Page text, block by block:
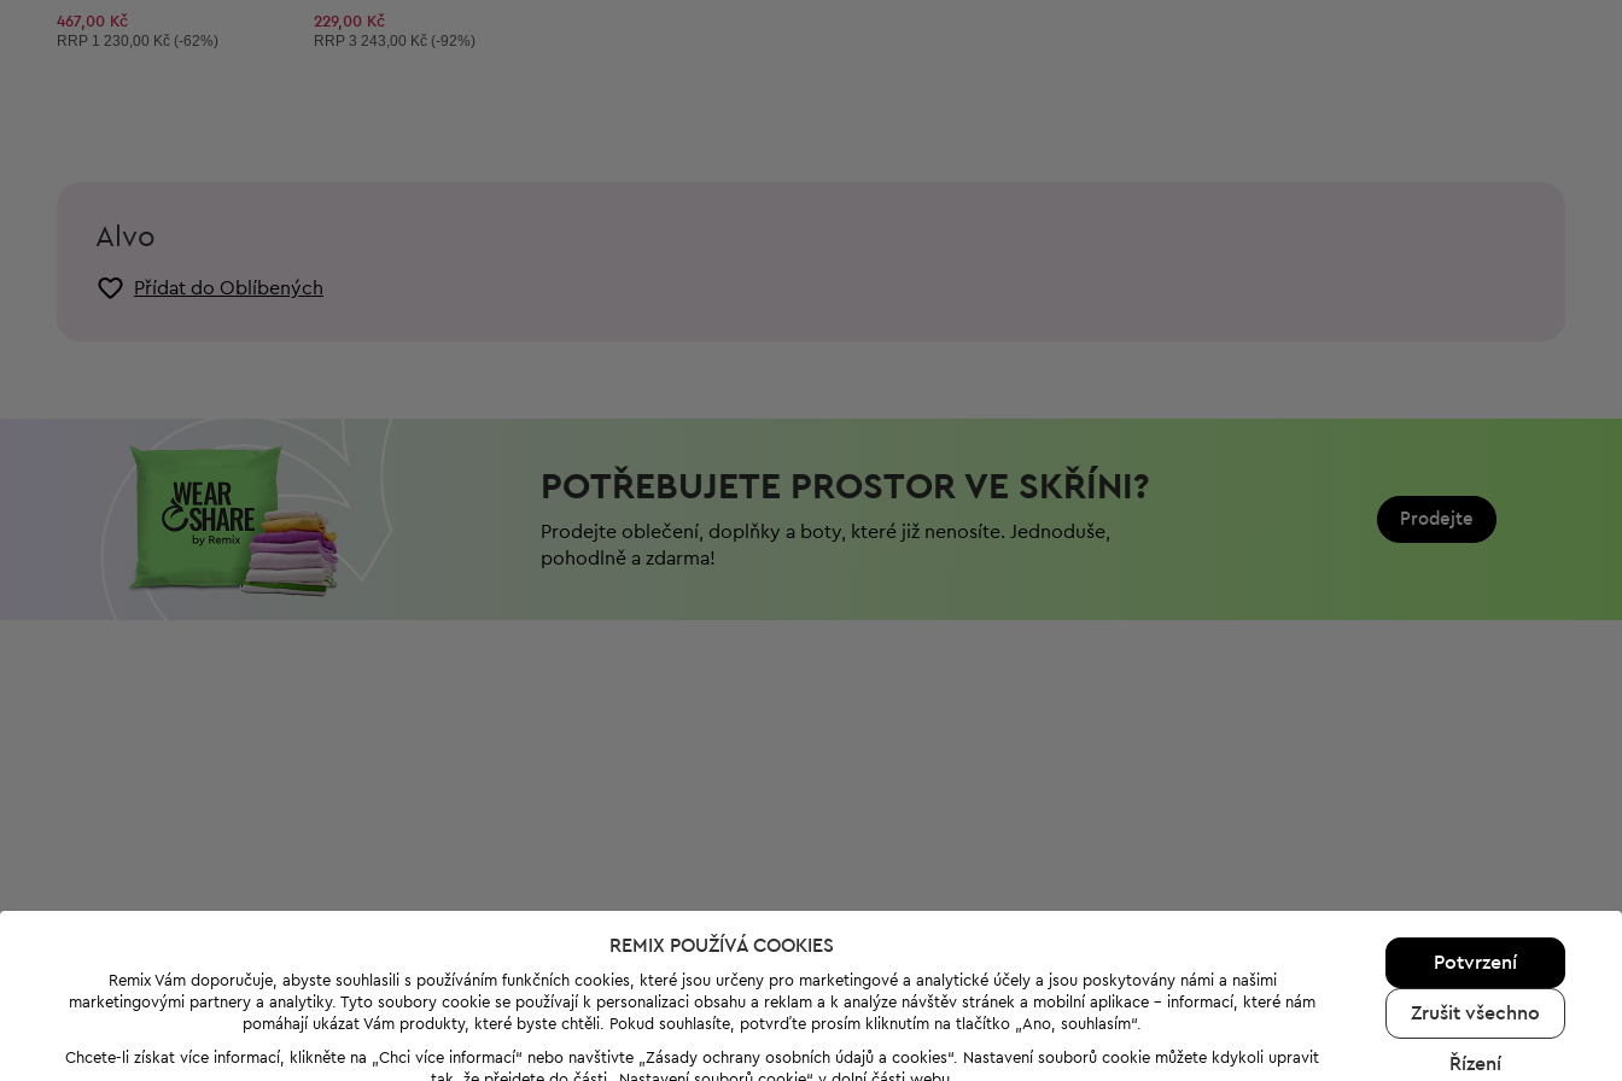
467,00 Kč
Doporučená cena:
RRP 1 230,00 Kč (-62%)
229,00 Kč
Doporučená cena:
RRP3 243,00 Kč (-92%)
Alvo
Přídat do Oblíbených
POTŘEBUJETE PROSTOR VE SKŘÍNI?
Prodejte oblečení, doplňky a boty, které již nenosíte. Jednoduše,
pohodlně a zdarma!
Prodejte
REMIX POUŽÍVÁ COOKIES
Remix Vám doporučuje, abyste souhlasili s používáním funkčních cookies, které jsou určeny pro marketingové a analytické účely a jsou poskytovány námi a našimi
marketingovými partnery a analytiky. Tyto soubory cookie se používají k personalizaci obsahu a reklam a k analýze návštěv stránek a mobilní aplikace - informací, které nám
pomáhají ukázat Vám produkty, které byste chtěli. Pokud souhlasíte, potvrďte prosím kliknutím na tlačítko „Ano, souhlasím“.
Chcete-li získat více informací, klikněte na „Chci více informací“ nebo navštivte „Zásady ochrany osobních údajů a cookies“. Nastavení souborů cookie můžete kdykoli upravit
Potvrzení
Zrušit všechno
Řízení